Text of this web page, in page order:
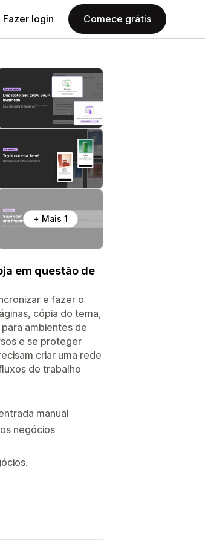
Fazer login Comece grátis
+ Mais 1
em questão de
e fazer o
cópia do tema,
ambientes de
e se proteger
criar uma rede
de trabalho
manual
negócios